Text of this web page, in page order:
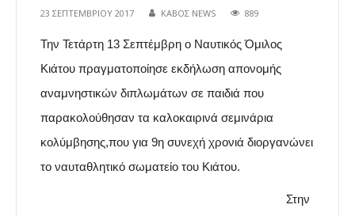
23 ΣΕΠΤΕΜΒΡΊΟΥ 2017 ΚΑΒΟΣ NEWS 889
Την Τετάρτη 13 Σεπτέμβρη ο Ναυτικός Όμιλος
Κιάτου πραγματοποίησε εκδήλωση απονομής
αναμνηστικών διπλωμάτων σε παιδιά που
παρακολούθησαν τα καλοκαιρινά σεμινάρια
κολύμβησης,που για 9η συνεχή χρονιά διοργανώνει
το ναυταθλητικό σωματείο του Κιάτου.
Στην